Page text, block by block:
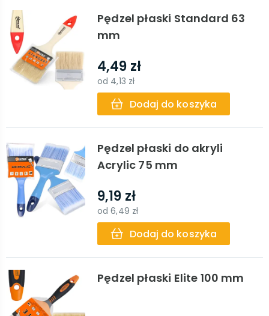
Pędzel płaski Standard 63
mm
4,49 zł
od 4,13 zł
Dodaj do koszyka
Pędzel płaski do akryli
Acrylic 75 mm
9,19 zł
od6,49 zł
Dodaj do koszyka
Pędzel płaski Elite 100 mm